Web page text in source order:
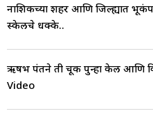
नाशिकच्या शहर आणि जिल्ह्यात
स्केलचे धक्के..
ऋषभ पंतने ती चूक पुन्हा केली आणि
Video